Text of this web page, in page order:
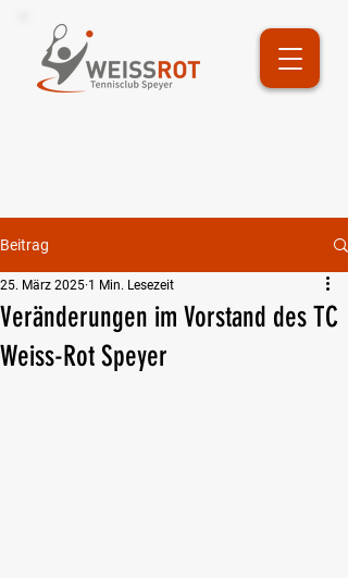
Beitrag
Veränderungen im Vorstand des TC
Weiss-Rot Speyer
25. März 2025 1 Min. Lesezeit